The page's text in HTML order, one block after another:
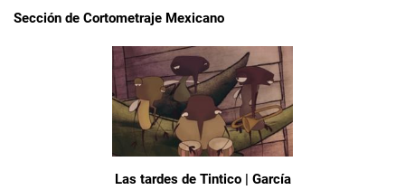
Sección de Cortometraje Mexicano
Las tardes de Tintico | García